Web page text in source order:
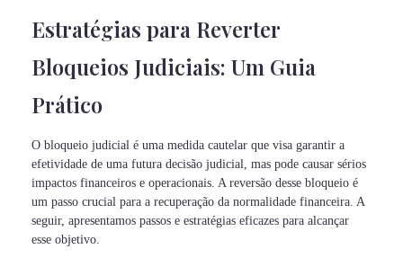
Estratégias para Reverter
Bloqueios Judiciais: Um Guia
Prático
O bloqueio judicial é uma medida cautelar que visa garantir a
efetividade de uma futura decisão judicial, mas pode causar sérios
impactos financeiros e operacionais. A reversão desse bloqueio é
um passo crucial para a recuperação da normalidade financeira. A
seguir, apresentamos passos e estratégias eficazes para alcançar
esse objetivo.